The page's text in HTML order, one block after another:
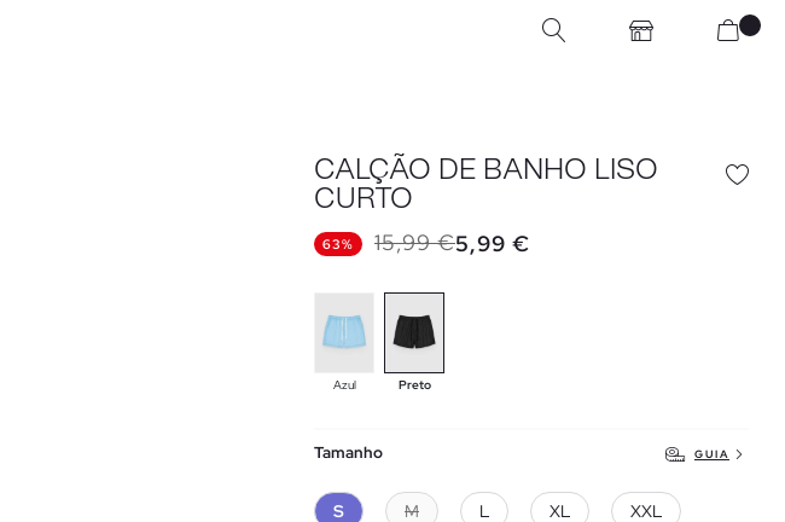
CALÇÃO DE BANHO LISO
CURTO
63% 15,99 €5,99 €
Azul Preto
Tamanho GUIA
S M L XL XXL